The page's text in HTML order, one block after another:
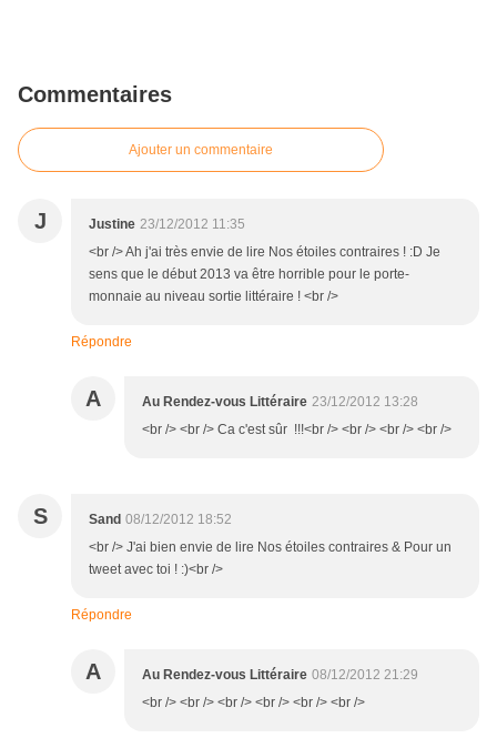
Commentaires
Ajouter un commentaire
J Justine 23/12/2012 11:35
<br /> Ah j'ai très envie de lire Nos étoiles contraires ! :D Je
sens que le début 2013 va être horrible pour le porte-
monnaie au niveau sortie littéraire ! <br />
Répondre
A Au Rendez-vous Littéraire 23/12/2012 13:28
<br /> <br /> Ca c'est sûr !!!<br /> <br /> <br /> <br />
S Sand 08/12/2012 18:52
<br /> J'ai bien envie de lire Nos étoiles contraires & Pour un
tweet avec toi ! :)<br />
Répondre
A Au Rendez-vous Littéraire 08/12/2012 21:29
<br /> <br /> <br /> <br /> <br /> <br />